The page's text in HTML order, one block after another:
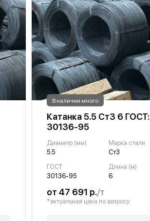
В наличии много
Катанка 5.5 Ст3 6 ГОСТ:
30136-95
Диаметр (мм)
5.5
Марка стали
Ст3
ГОСТ
30136-95
Длина (м)
6
от 47 691 р./т
*актуальная цена по запросу